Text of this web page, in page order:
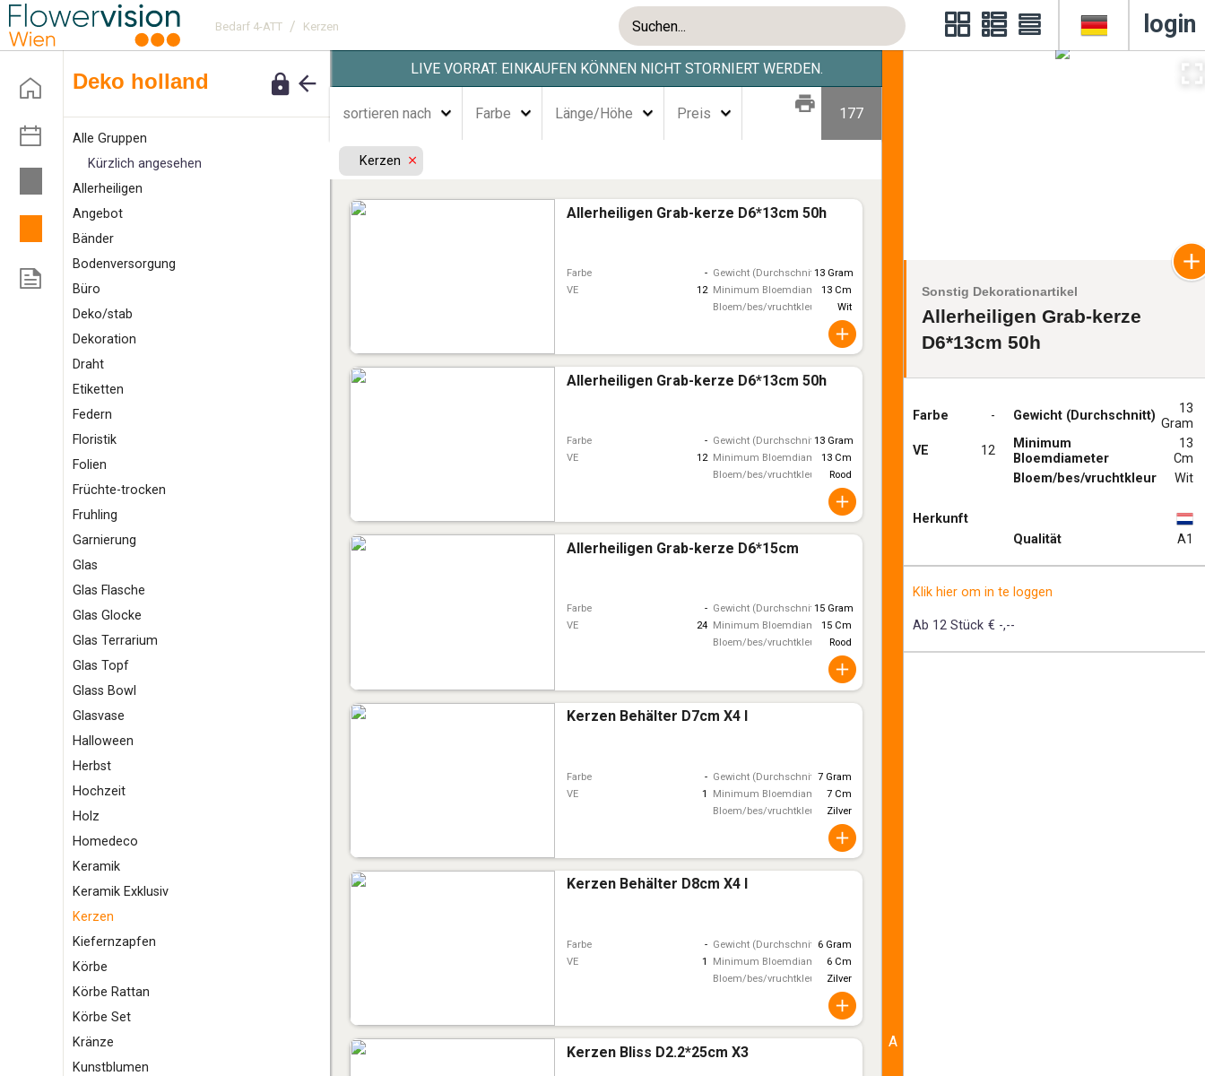
Bedarf 4-ATT / Kerzen login
deko holland
Alle Gruppen
Kürzlich angesehen
A llerheiligen
Angebot
Bänder
Bodenversorgung
Büro
Deko/stab
Dekoration
Draht
Etiketten
Federn
Floristik
Folien
Früchte-trocken
Fruhling
Garnierung
Glas
Glas Flasche
Glas Glocke
Glas Terrarium
Glas Topf
Glass Bowl
Glasvase
Halloween
Herbst
Hochzeit
Holz
Homedeco
Keramik
Keramik Exklusiv
Kerzen
Kiefernzapfen
Körbe
Körbe Rattan
Körbe Set
Kränze
Kunstblumen
Sonstig Dekorationartikel
Allerheiligen Grab-kerze
D6*13cm 50h
Farbe - Gewicht (Durchschnitt)
13
Gram
VE
12
Minimum
Bloemdiameter
13
Cm
Bloem/bes/vruchtkleur
Wit
Herkunft
Qualität
A1
Klik hier om in te loggen
Ab 12 Stück € -,--
LIVE VORRAT. EINKAUFEN KÖNNEN NICHT STORNIERT WERDEN.
sortieren nach Farbe Länge/Höhe Preis 177
Kerzen
Allerheiligen Grab-kerze D6*13cm 50h
Farbe - Gewicht (Durchschnitt)13 Gram
VE
12 Minimum Bloemdiameter13 Cm
Bloem/bes/vruchtkleur
Wit
Allerheiligen Grab-kerze D6*13cm 50h
Farbe - Gewicht (Durchschnitt)13 Gram
VE
12 Minimum Bloemdiameter13 Cm
Bloem/bes/vruchtkleur
Rood
Allerheiligen Grab-kerze D6*15cm
Farbe - Gewicht (Durchschnitt)15 Gram
VE
24 Minimum Bloemdiameter15 Cm
Bloem/bes/vruchtkleur
Rood
Kerzen Behälter D7cm X4 I
Farbe - Gewicht (Durchschnitt)7 Gram
VE
1 Minimum Bloemdiameter7 Cm
Bloem/bes/vruchtkleur
Zilver
Kerzen Behälter D8cm X4 I
Farbe - Gewicht (Durchschnitt)6 Gram
VE
1 Minimum Bloemdiameter6 Cm
Bloem/bes/vruchtkleur
Zilver
Kerzen Bliss D2.2*25cm X3
A